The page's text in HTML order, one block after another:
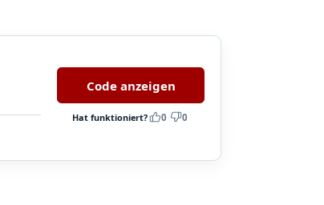
Code anzeigen
Hat funktioniert? 0 0